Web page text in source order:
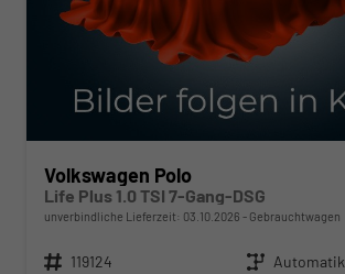
Volkswagen Polo
Life Plus 1.0 TSI 7-Gang-DSG
unverbindliche Lieferzeit: 03.10.2026 Gebrauchtwagen
Fahrzeugnr. 119124 Getriebe Automatik